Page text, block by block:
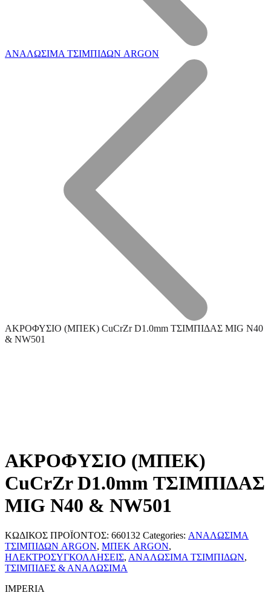
Η Εταιρεία μας
Επεξεργασία ξύλου
Επεξεργασία Μετάλλου
ΑΝΑΛΩΣΙΜΑ ΤΣΙΜΠΙΔΩΝ ARGON
ΑΚΡΟΦΥΣΙΟ (ΜΠΕΚ) CuCrZr D1.0mm ΤΣΙΜΠΙΔΑΣ MIG N40
& NW501
ΑΚΡΟΦΥΣΙΟ (ΜΠΕΚ)
CuCrZr D1.0mm ΤΣΙΜΠΙΔΑΣ
MIG N40 & NW501
ΚΩΔΙΚΟΣ ΠΡΟΪΟΝΤΟΣ: 660132 Categories: ΑΝΑΛΩΣΙΜΑ
ΤΣΙΜΠΙΔΩΝ ARGON, ΜΠΕΚ ARGON,
ΗΛΕΚΤΡΟΣΥΓΚΟΛΛΗΣΕΙΣ, ΑΝΑΛΩΣΙΜΑ ΤΣΙΜΠΙΔΩΝ,
ΤΣΙΜΠΙΔΕΣ & ΑΝΑΛΩΣΙΜΑ
IMPERIA